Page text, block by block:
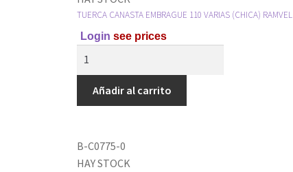
TUERCA CANASTA EMBRAGUE 110 VARIAS (CHICA) RAMVEL
Login see prices
Añadir al carrito
B-C0775-0
HAY STOCK